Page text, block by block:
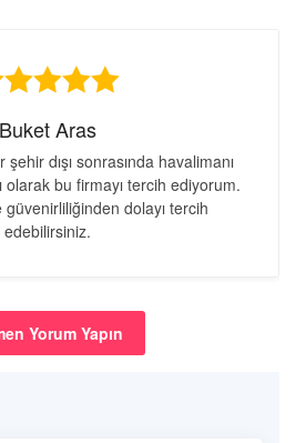
Buket Aras
dışı sonrasında havalimanı
olarak bu firmayı tercih ediyorum.
dolayı tercih
edebilirsiniz.
Yorum Yapın